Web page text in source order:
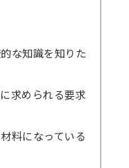
な知識を知りた
求められる要求
料になっている